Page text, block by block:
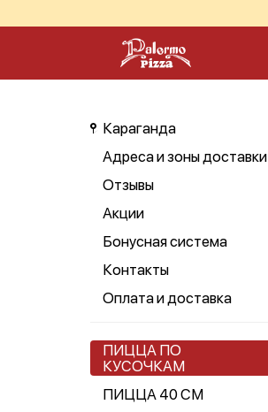
Караганда
Адреса и зоны доставки
Отзывы
Акции
Бонусная система
Контакты
Оплата и доставка
ПИЦЦА ПО
КУСОЧКАМ
ПИЦЦА 40 СМ